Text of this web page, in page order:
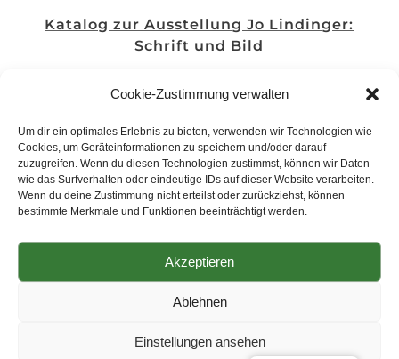
Cookie-Zustimmung verwalten
Um dir ein optimales Erlebnis zu bieten, verwenden wir Technologien wie
Cookies, um Geräteinformationen zu speichern und/oder darauf
zuzugreifen. Wenn du diesen Technologien zustimmst, können wir Daten
wie das Surfverhalten oder eindeutige IDs auf dieser Website verarbeiten.
Wenn du deine Zustimmung nicht erteilst oder zurückziehst, können
bestimmte Merkmale und Funktionen beeinträchtigt werden.
Akzeptieren
Ablehnen
Einstellungen ansehen
Katalog zur Ausstellung Jo Lindinger:
Schrift und Bild
4,00
Copyright © 2025 Landkreis Amberg-Sulzbach Landratsamt
AGB|Impressum